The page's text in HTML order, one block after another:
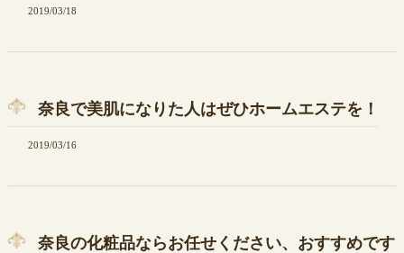
2019/03/18
奈良で美肌になりた人はぜひホームエステを！
2019/03/16
奈良の化粧品ならお任せください、おすすめです